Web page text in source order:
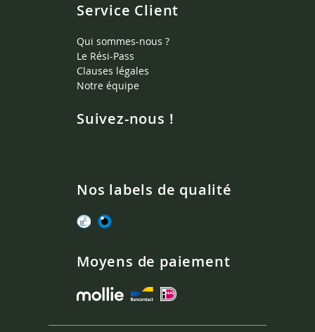
Service Client
Qui sommes-nous ?
Le Rési-Pass
Clauses légales
Notre équipe
Suivez-nous !
Nos labels de qualité
Moyens de paiement